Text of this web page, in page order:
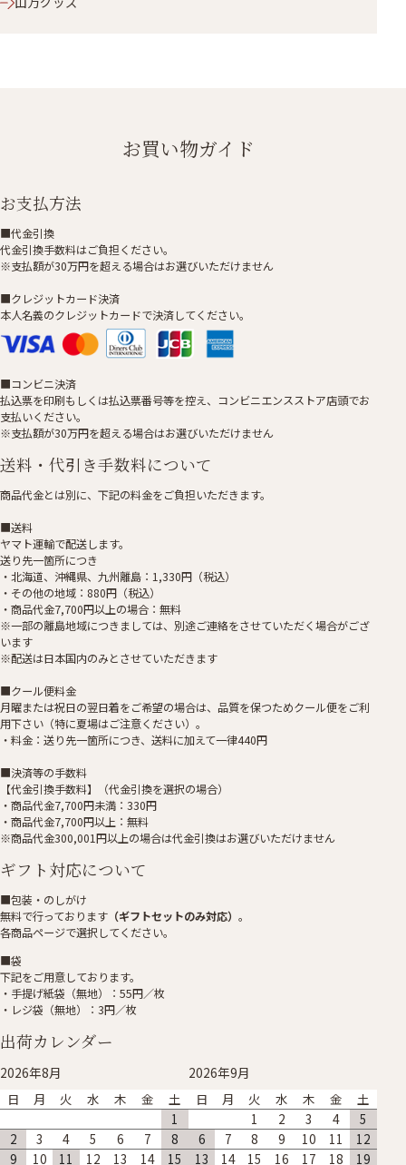
お買い物ガイド
お支払方法
■代金引換
代金引換手数料はご負担ください。
※支払額が30万円を超える場合はお選びいただけません
■クレジットカード決済
本人名義のクレジットカードで決済してください。
■コンビニ決済
払込票を印刷もしくは払込票番号等を控え、コンビニエンスストア店頭でお
支払いください。
※支払額が30万円を超える場合はお選びいただけません
送料・代引き手数料について
商品代金とは別に、下記の料金をご負担いただきます。
■送料
ヤマト運輸で配送します。
送り先一箇所につき
・北海道、沖縄県、九州離島：1,330円（税込）
・その他の地域：880円（税込）
・商品代金7,700円以上の場合：無料
※一部の離島地域につきましては、別途ご連絡をさせていただく場合がござ
います
※配送は日本国内のみとさせていただきます
■クール便料金
月曜または祝日の翌日着をご希望の場合は、品質を保つためクール便をご利
用下さい（特に夏場はご注意ください）。
・料金：送り先一箇所につき、送料に加えて一律440円
■決済等の手数料
【代金引換手数料】（代金引換を選択の場合）
・商品代金7,700円未満：330円
・商品代金7,700円以上：無料
※商品代金300,001円以上の場合は代金引換はお選びいただけません
ギフト対応について
■包装・のしがけ
無料で行っております （ギフトセットのみ対応） 。
各商品ページで選択してください。
■袋
下記をご用意しております。
・手提げ紙袋（無地）：55円／枚
・レジ袋（無地）：3円／枚
出荷カレンダー
2026年8月
日
月 火 水 木 金
土
1
2
3 4 5 6 7
8
9
10 11 12 13 14
15
2026年9月
日
月 火 水 木 金
土
1
2 3 4
5
6
7 8 9 10 11
12
13
14 15 16 17 18
19